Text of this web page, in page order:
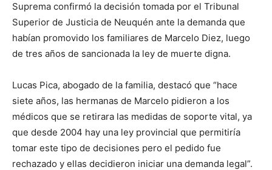
Suprema confirmó la decisión tomada por el Tribunal
Superior de Justicia de Neuquén ante la demanda que
habían promovido los familiares de Marcelo Diez, luego
de tres años de sancionada la ley de muerte digna.
Lucas Pica, abogado de la familia, destacó que “hace
siete años, las hermanas de Marcelo pidieron a los
médicos que se retirara las medidas de soporte vital, ya
que desde 2004 hay una ley provincial que permitiría
tomar este tipo de decisiones pero el pedido fue
rechazado y ellas decidieron iniciar una demanda legal”.